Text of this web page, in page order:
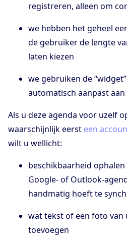
registreren, alleen om
we hebben het geheel
de gebruiker de lengte
laten kiezen
we gebruiken de
automatisch aanpast
Als u deze agenda voor uzelf
waarschijnlijk eerst een
wilt u wellicht:
beschikbaarheid
Google- of Outlook-
handmatig hoeft te
wat tekst of een foto van
toevoegen